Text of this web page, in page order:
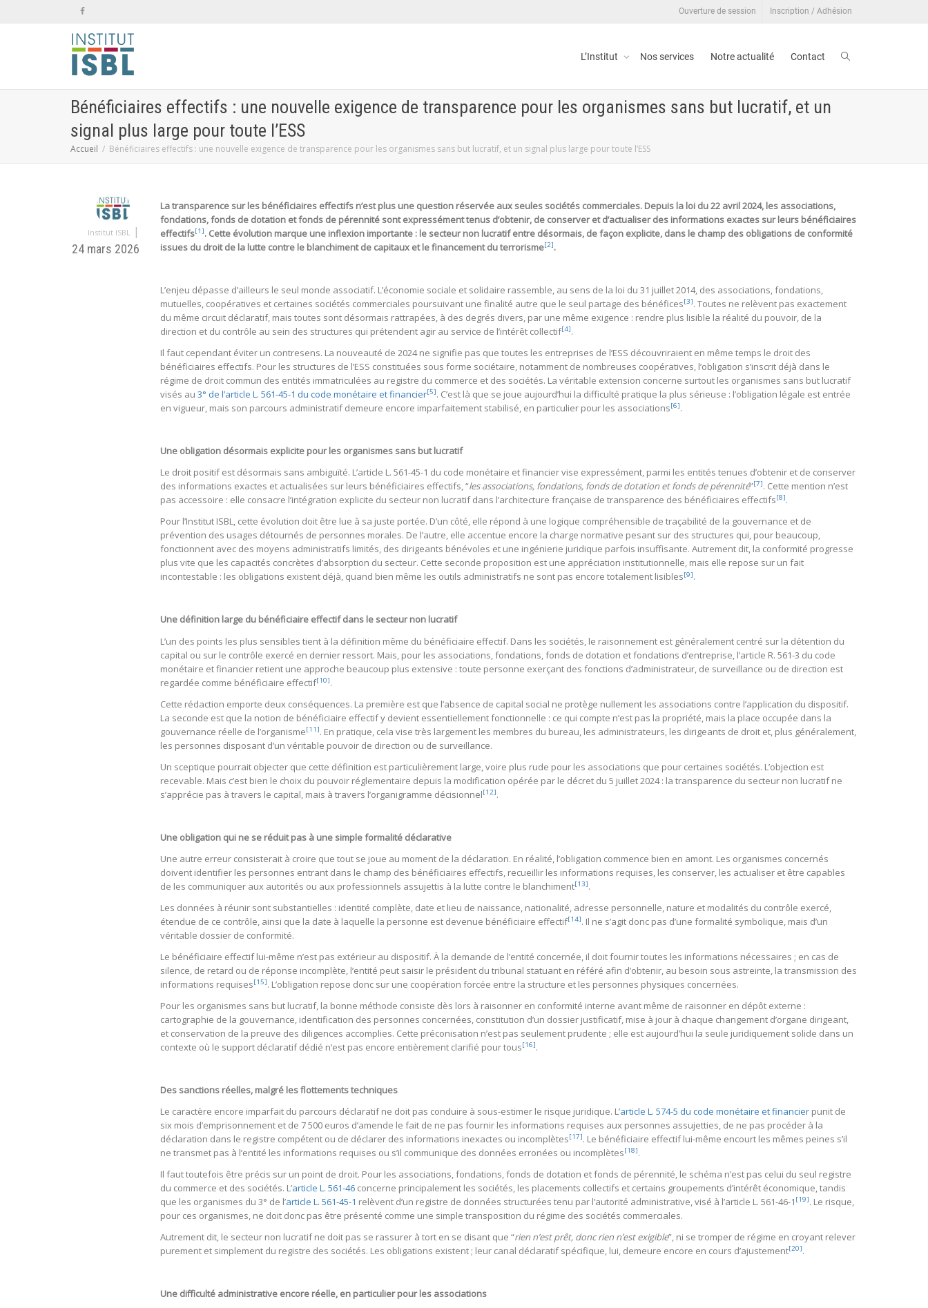
Ouverture de session Inscription / Adhésion
L’Institut Nos services Notre actualité Contact
Bénéficiaires effectifs : une nouvelle exigence de transparence pour les organismes sans but lucratif, et un
signal plus large pour toute l’ESS
Accueil Bénéficiaires effectifs : une nouvelle exigence de transparence pour les organismes sans but lucratif, et un signal plus large pour toute l’ESS
Institut ISBL |
24 mars 2026
La transparence sur les bénéficiaires effectifs n’est plus une question réservée aux seules sociétés commerciales. Depuis la loi du 22 avril 2024, les associations,
fondations, fonds de dotation et fonds de pérennité sont expressément tenus d’obtenir, de conserver et d’actualiser des informations exactes sur leurs bénéficiaires
effectifs[1]. Cette évolution marque une inflexion importante : le secteur non lucratif entre désormais, de façon explicite, dans le champ des obligations de conformité
issues du droit de la lutte contre le blanchiment de capitaux et le financement du terrorisme[2].
L’enjeu dépasse d’ailleurs le seul monde associatif. L’économie sociale et solidaire rassemble, au sens de la loi du 31 juillet 2014, des associations, fondations,
mutuelles, coopératives et certaines sociétés commerciales poursuivant une finalité autre que le seul partage des bénéfices[3]. Toutes ne relèvent pas exactement
du même circuit déclaratif, mais toutes sont désormais rattrapées, à des degrés divers, par une même exigence : rendre plus lisible la réalité du pouvoir, de la
direction et du contrôle au sein des structures qui prétendent agir au service de l’intérêt collectif[4].
Il faut cependant éviter un contresens. La nouveauté de 2024 ne signifie pas que toutes les entreprises de l’ESS découvriraient en même temps le droit des
bénéficiaires effectifs. Pour les structures de l’ESS constituées sous forme sociétaire, notamment de nombreuses coopératives, l’obligation s’inscrit déjà dans le
régime de droit commun des entités immatriculées au registre du commerce et des sociétés. La véritable extension concerne surtout les organismes sans but lucratif
visés au 3° de l’article L. 561-45-1 du code monétaire et financier[5]. C’est là que se joue aujourd’hui la difficulté pratique la plus sérieuse : l’obligation légale est entrée
en vigueur, mais son parcours administratif demeure encore imparfaitement stabilisé, en particulier pour les associations[6].
Une obligation désormais explicite pour les organismes sans but lucratif
Le droit positif est désormais sans ambiguïté. L’article L. 561-45-1 du code monétaire et financier vise expressément, parmi les entités tenues d’obtenir et de conserver
des informations exactes et actualisées sur leurs bénéficiaires effectifs, “les associations, fondations, fonds de dotation et fonds de pérennité”[7]. Cette mention n’est
pas accessoire : elle consacre l’intégration explicite du secteur non lucratif dans l’architecture française de transparence des bénéficiaires effectifs[8].
Pour l’Institut ISBL, cette évolution doit être lue à sa juste portée. D’un côté, elle répond à une logique compréhensible de traçabilité de la gouvernance et de
prévention des usages détournés de personnes morales. De l’autre, elle accentue encore la charge normative pesant sur des structures qui, pour beaucoup,
fonctionnent avec des moyens administratifs limités, des dirigeants bénévoles et une ingénierie juridique parfois insuffisante. Autrement dit, la conformité progresse
plus vite que les capacités concrètes d’absorption du secteur. Cette seconde proposition est une appréciation institutionnelle, mais elle repose sur un fait
incontestable : les obligations existent déjà, quand bien même les outils administratifs ne sont pas encore totalement lisibles[9].
Une définition large du bénéficiaire effectif dans le secteur non lucratif
L’un des points les plus sensibles tient à la définition même du bénéficiaire effectif. Dans les sociétés, le raisonnement est généralement centré sur la détention du
capital ou sur le contrôle exercé en dernier ressort. Mais, pour les associations, fondations, fonds de dotation et fondations d’entreprise, l’article R. 561-3 du code
monétaire et financier retient une approche beaucoup plus extensive : toute personne exerçant des fonctions d’administrateur, de surveillance ou de direction est
regardée comme bénéficiaire effectif[10].
Cette rédaction emporte deux conséquences. La première est que l’absence de capital social ne protège nullement les associations contre l’application du dispositif.
La seconde est que la notion de bénéficiaire effectif y devient essentiellement fonctionnelle : ce qui compte n’est pas la propriété, mais la place occupée dans la
gouvernance réelle de l’organisme[11]. En pratique, cela vise très largement les membres du bureau, les administrateurs, les dirigeants de droit et, plus généralement,
les personnes disposant d’un véritable pouvoir de direction ou de surveillance.
Un sceptique pourrait objecter que cette définition est particulièrement large, voire plus rude pour les associations que pour certaines sociétés. L’objection est
recevable. Mais c’est bien le choix du pouvoir réglementaire depuis la modification opérée par le décret du 5 juillet 2024 : la transparence du secteur non lucratif ne
s’apprécie pas à travers le capital, mais à travers l’organigramme décisionnel[12].
Une obligation qui ne se réduit pas à une simple formalité déclarative
Une autre erreur consisterait à croire que tout se joue au moment de la déclaration. En réalité, l’obligation commence bien en amont. Les organismes concernés
doivent identifier les personnes entrant dans le champ des bénéficiaires effectifs, recueillir les informations requises, les conserver, les actualiser et être capables
de les communiquer aux autorités ou aux professionnels assujettis à la lutte contre le blanchiment[13].
Les données à réunir sont substantielles : identité complète, date et lieu de naissance, nationalité, adresse personnelle, nature et modalités du contrôle exercé,
étendue de ce contrôle, ainsi que la date à laquelle la personne est devenue bénéficiaire effectif[14]. Il ne s’agit donc pas d’une formalité symbolique, mais d’un
véritable dossier de conformité.
Le bénéficiaire effectif lui-même n’est pas extérieur au dispositif. À la demande de l’entité concernée, il doit fournir toutes les informations nécessaires ; en cas de
silence, de retard ou de réponse incomplète, l’entité peut saisir le président du tribunal statuant en référé afin d’obtenir, au besoin sous astreinte, la transmission des
informations requises[15]. L’obligation repose donc sur une coopération forcée entre la structure et les personnes physiques concernées.
Pour les organismes sans but lucratif, la bonne méthode consiste dès lors à raisonner en conformité interne avant même de raisonner en dépôt externe :
cartographie de la gouvernance, identification des personnes concernées, constitution d’un dossier justificatif, mise à jour à chaque changement d’organe dirigeant,
et conservation de la preuve des diligences accomplies. Cette préconisation n’est pas seulement prudente ; elle est aujourd’hui la seule juridiquement solide dans un
contexte où le support déclaratif dédié n’est pas encore entièrement clarifié pour tous[16].
Des sanctions réelles, malgré les flottements techniques
Le caractère encore imparfait du parcours déclaratif ne doit pas conduire à sous-estimer le risque juridique. L’article L. 574-5 du code monétaire et financier punit de
six mois d’emprisonnement et de 7 500 euros d’amende le fait de ne pas fournir les informations requises aux personnes assujetties, de ne pas procéder à la
déclaration dans le registre compétent ou de déclarer des informations inexactes ou incomplètes[17]. Le bénéficiaire effectif lui-même encourt les mêmes peines s’il
ne transmet pas à l’entité les informations requises ou s’il communique des données erronées ou incomplètes[18].
Il faut toutefois être précis sur un point de droit. Pour les associations, fondations, fonds de dotation et fonds de pérennité, le schéma n’est pas celui du seul registre
du commerce et des sociétés. L’article L. 561-46 concerne principalement les sociétés, les placements collectifs et certains groupements d’intérêt économique, tandis
que les organismes du 3° de l’article L. 561-45-1 relèvent d’un registre de données structurées tenu par l’autorité administrative, visé à l’article L. 561-46-1 [19]. Le risque,
pour ces organismes, ne doit donc pas être présenté comme une simple transposition du régime des sociétés commerciales.
Autrement dit, le secteur non lucratif ne doit pas se rassurer à tort en se disant que “rien n’est prêt, donc rien n’est exigible”, ni se tromper de régime en croyant relever
purement et simplement du registre des sociétés. Les obligations existent ; leur canal déclaratif spécifique, lui, demeure encore en cours d’ajustement[20].
Une difficulté administrative encore réelle, en particulier pour les associations